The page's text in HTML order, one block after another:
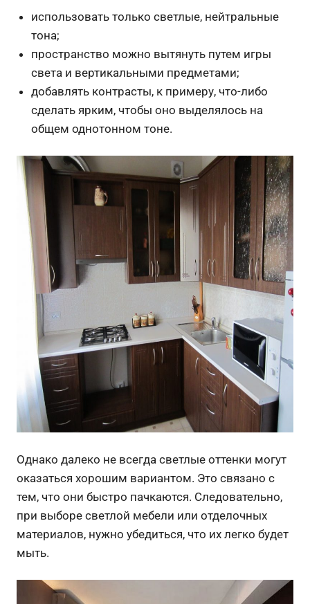
использовать только светлые, нейтральные
тона;
пространство можно вытянуть путем игры
света и вертикальными предметами;
добавлять контрасты, к примеру, что-либо
сделать ярким, чтобы оно выделялось на
общем однотонном тоне.
Однако далеко не всегда светлые оттенки могут
оказаться хорошим вариантом. Это связано с
тем, что они быстро пачкаются. Следовательно,
при выборе светлой мебели или отделочных
материалов, нужно убедиться, что их легко будет
мыть.